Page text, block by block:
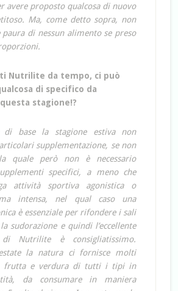
avere proposto qualcosa di nuovo
Ma, come detto sopra, non
paura di nessun alimento se preso
Nutrilite da tempo, ci può
di specifico da
stagione!?
di base la stagione estiva non
supplementazione, se non
quale però non è necessario
specifici, a meno che
attività sportiva agonistica o
intensa, nel qual caso una
è essenziale per rifondere i sali
sudorazione e quindi l’eccellente
Nutrilite è consigliatissimo.
la natura ci fornisce molti
frutta e verdura di tutti i tipi in
da consumare in maniera